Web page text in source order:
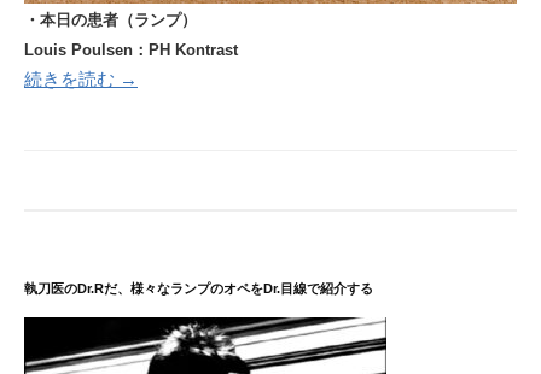
・本日の患者（ランプ）
Louis Poulsen：PH Kontrast
続きを読む →
執刀医のDr.Rだ、様々なランプのオペをDr.目線で紹介する